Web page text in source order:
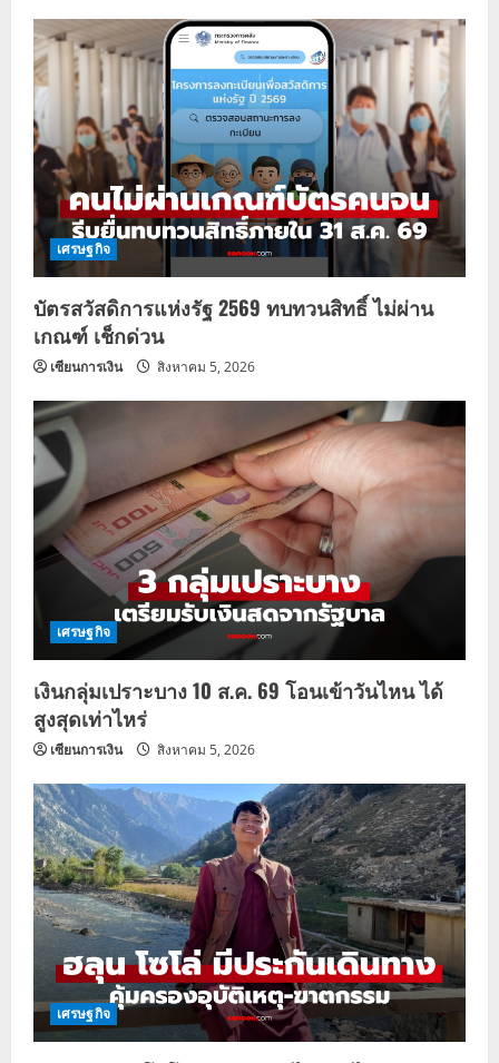
เศรษฐกิจ
บัตรสวัสดิการแห่งรัฐ 2569 ทบทวนสิทธิ์ ไม่ผ่าน
เกณฑ์ เช็กด่วน
เซียนการเงิน สิงหาคม 5, 2026
เศรษฐกิจ
เงินกลุ่มเปราะบาง 10 ส.ค. 69 โอนเข้าวันไหน ได้
สูงสุดเท่าไหร่
เซียนการเงิน สิงหาคม 5, 2026
เศรษฐกิจ